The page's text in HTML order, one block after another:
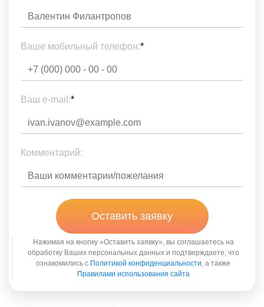
Ваше мобильный телефон:*
Ваш e-mail:*
Комментарий:
Оставить заявку
Нажимая на кнопку «Оставить заявку», вы соглашаетесь на
обработку Ваших персональных данных и подтверждаете, что
ознакомились с Политикой конфиденциальности, а также
Правилами использования сайта